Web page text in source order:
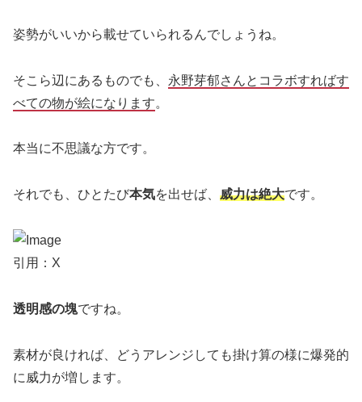
姿勢がいいから載せていられるんでしょうね。
そこら辺にあるものでも、 永野芽郁さんとコラボすればす
べての物が絵になります。
本当に不思議な方です。
それでも、ひとたび本気を出せば、 威力は絶大です。
引用：X
透明感の塊ですね。
素材が良ければ、どうアレンジしても掛け算の様に爆発的
に威力が増します。